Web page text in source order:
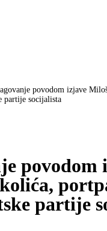
povodom izjave
partije socijalista
povodom
partije